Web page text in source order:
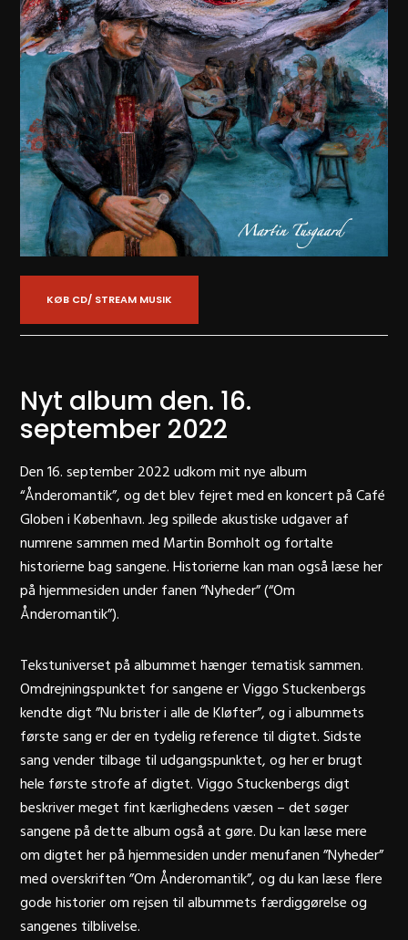
KØB CD/ STREAM MUSIK
Nyt album den. 16.
september 2022
Den16. september 2022udkom mit nye album
“Ånderomantik”, og det blev fejret med en koncert påCafé
Globeni København. Jeg spillede akustiske udgaver af
numrene sammen med Martin Bomholt og fortalte
historierne bag sangene. Historierne kan man også læse her
på hjemmesiden under fanen “Nyheder” (“Om
Ånderomantik”).
Tekstuniverset på albummet hænger tematisk sammen.
Omdrejningspunktet for sangene er Viggo Stuckenbergs
kendte digt ”Nu brister i alle de Kløfter”, og i albummets
første sang er der en tydelig reference til digtet. Sidste
sang vender tilbage til udgangspunktet, og her er brugt
hele første strofe af digtet. Viggo Stuckenbergs digt
beskriver meget fint kærlighedens væsen – det søger
sangene på dette album også at gøre. Du kan læse mere
om digtet her på hjemmesiden under menufanen ”Nyheder”
med overskriften ”Om Ånderomantik”, og du kan læse flere
gode historier om rejsen til albummets færdiggørelse og
sangenes tilblivelse.